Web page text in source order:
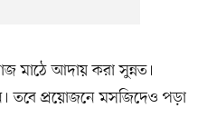
মাঠে আদায় করা সুন্নত।
তবে প্রয়োজনে মসজিদেও পড়া